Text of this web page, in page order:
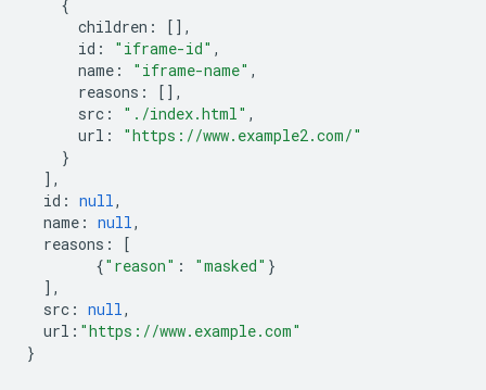
{
children :
[],
id : "iframe-id" ,
name : "iframe-name" ,
reasons :
[],
src : "./index.html" ,
url :
"https://www.example2.com/"
}
],
id : null,
name : null,
reasons :
[
{"reason" : "masked" }
],
src : null,
url : "https://www.example.com"
}